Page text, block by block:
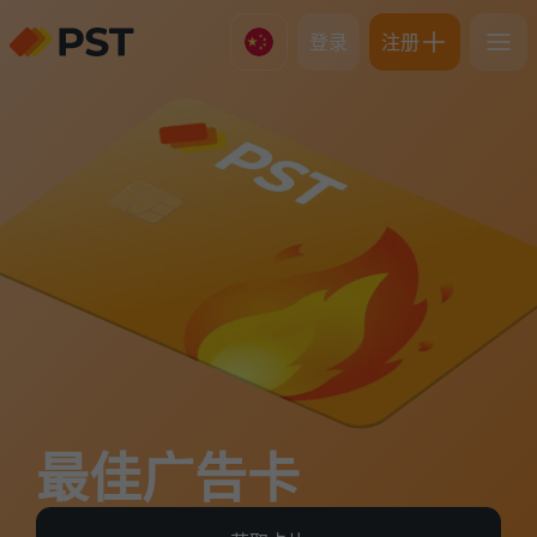
登录 注册
最佳广告卡